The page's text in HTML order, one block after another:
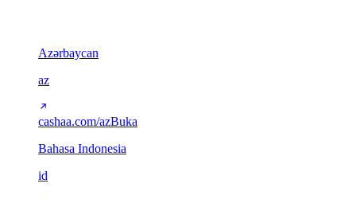
Azərbaycan
az
cashaa.com/azBuka
Bahasa Indonesia
id